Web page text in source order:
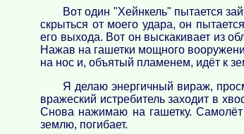
Вот один "Хейнкель" пытается
скрыться от моего удара, он
его выхода. Вот он выскакивает из
Нажав на гашетки мощного
на нос и, объятый пламенем, идёт к
Я делаю энергичный вираж,
вражеский истребитель заходит в
Снова нажимаю на гашетку.
землю, погибает.